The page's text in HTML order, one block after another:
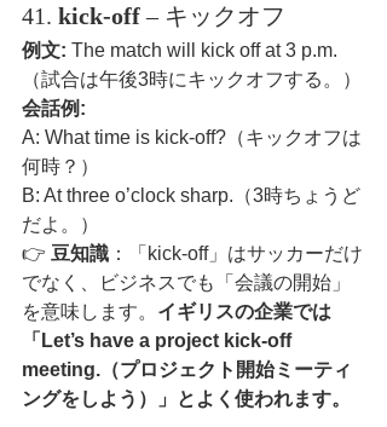
41. kick-off – キックオフ
例文: The match will kick off at 3 p.m.
（試合は午後3時にキックオフする。）
会話例:
A: What time is kick-off?（キックオフは
何時？）
B: At three o’clock sharp.（3時ちょうど
だよ。）
👉 豆知識 ：「kick-off」はサッカーだけ
でなく、ビジネスでも「会議の開始」
を意味します。 イギリスの企業では
「Let’s have a project kick-off
meeting.（プロジェクト開始ミーティ
ングをしよう）」とよく使われます。